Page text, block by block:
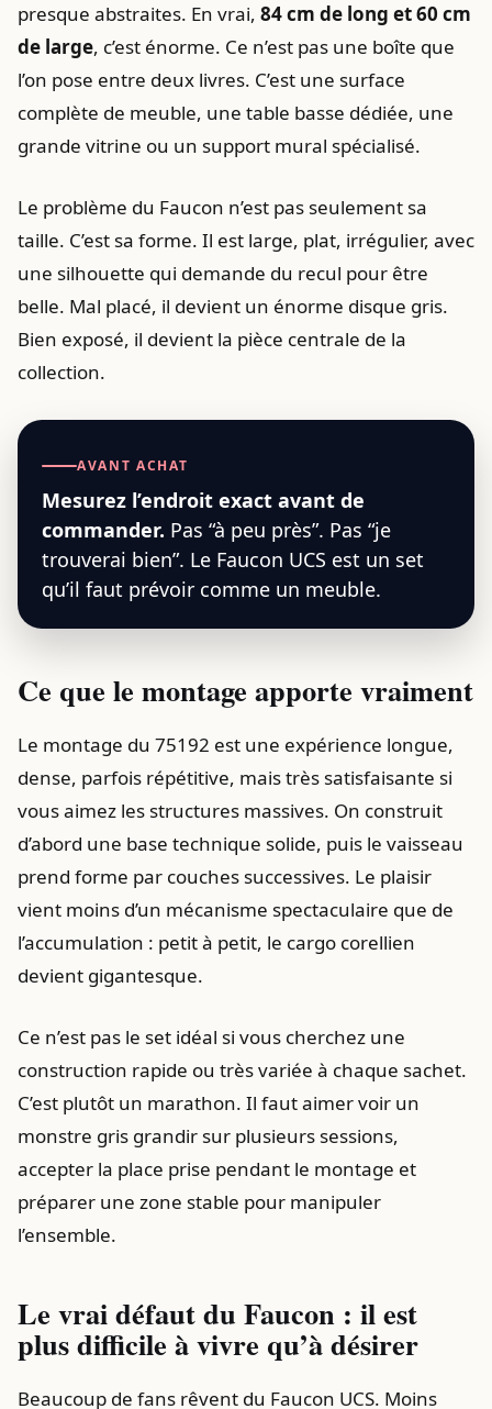
presque abstraites. En vrai, 84 cm de long et 60 cm
de large, c’est énorme. Ce n’est pas une boîte que
l’on pose entre deux livres. C’est une surface
complète de meuble, une table basse dédiée, une
grande vitrine ou un support mural spécialisé.
Le problème du Faucon n’est pas seulement sa
taille. C’est sa forme. Il est large, plat, irrégulier, avec
une silhouette qui demande du recul pour être
belle. Mal placé, il devient un énorme disque gris.
Bien exposé, il devient la pièce centrale de la
collection.
AVANT ACHAT
Mesurez l’endroit exact avant de
commander. Pas “à peu près”. Pas “je
trouverai bien”. Le Faucon UCS est un set
qu’il faut prévoir comme un meuble.
Ce que le montage apporte vraiment
Le montage du 75192 est une expérience longue,
dense, parfois répétitive, mais très satisfaisante si
vous aimez les structures massives. On construit
d’abord une base technique solide, puis le vaisseau
prend forme par couches successives. Le plaisir
vient moins d’un mécanisme spectaculaire que de
l’accumulation : petit à petit, le cargo corellien
devient gigantesque.
Ce n’est pas le set idéal si vous cherchez une
construction rapide ou très variée à chaque sachet.
C’est plutôt un marathon. Il faut aimer voir un
monstre gris grandir sur plusieurs sessions,
accepter la place prise pendant le montage et
préparer une zone stable pour manipuler
l’ensemble.
Le vrai défaut du Faucon : il est
plus difficile à vivre qu’à désirer
Beaucoup de fans rêvent du Faucon UCS. Moins